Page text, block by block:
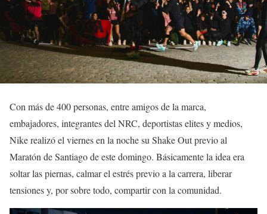
Con más de 400 personas, entre amigos de la marca,
embajadores, integrantes del NRC, deportistas elites y medios,
Nike realizó el viernes en la noche su Shake Out previo al
Maratón de Santiago de este domingo. Básicamente la idea era
soltar las piernas, calmar el estrés previo a la carrera, liberar
tensiones y, por sobre todo, compartir con la comunidad.